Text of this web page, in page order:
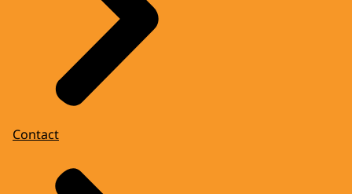
Contact